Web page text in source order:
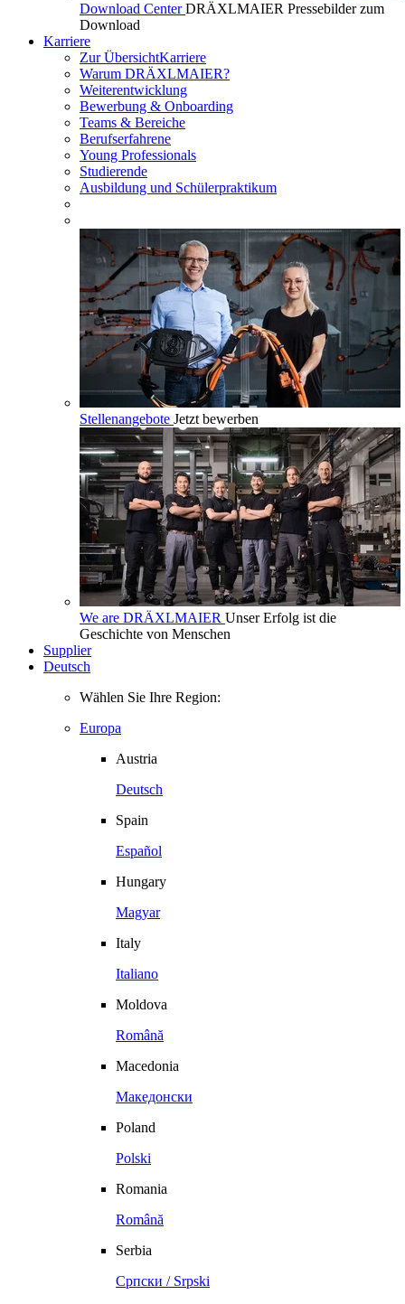
Download CenterDRÄXLMAIER Pressebilder zum
Download
Karriere
Zur ÜbersichtKarriere
Warum DRÄXLMAIER?
Weiterentwicklung
Bewerbung & Onboarding
Teams & Bereiche
Berufserfahrene
Young Professionals
Studierende
Ausbildung und Schülerpraktikum
Stellenangebote Jetzt bewerben
We are DRÄXLMAIER Unser Erfolg ist die
Geschichte von Menschen
Supplier
Deutsch
Wählen Sie Ihre Region:
Europa
Austria
Deutsch
Spain
Español
Hungary
Magyar
Italy
Italiano
Moldova
Română
Macedonia
Македонски
Poland
Polski
Romania
Română
Serbia
Српски / Srpski